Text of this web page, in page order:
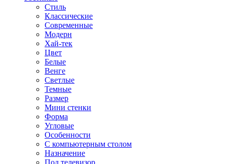
Стиль
Классические
Современные
Модерн
Хай-тек
Цвет
Белые
Венге
Светлые
Темные
Размер
Мини стенки
Форма
Угловые
Особенности
С компьютерным столом
Назначение
Под телевизор